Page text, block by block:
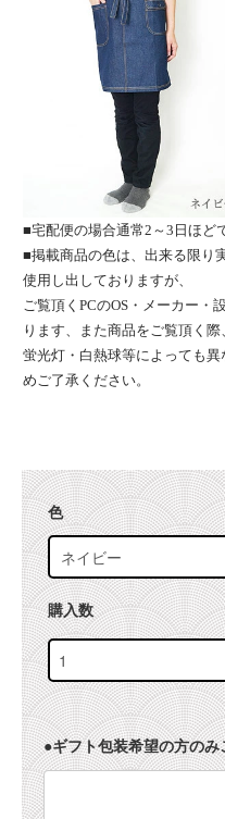
■宅配便の場合通常2～3日ほど
■掲載商品の色は、出来る限り
使用し出しておりますが、
ご覧頂くPCのOS・メーカー・
ります、また商品をご覧頂く際
蛍光灯・白熱球等によっても
めご了承ください。
色
購入数
●ギフト包装希望の方のみ